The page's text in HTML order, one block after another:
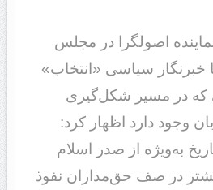
اصولگرا در مجلس
خبرنگار سیاسی «انتخاب»
که در مسیر شکل‌گیری
وجود دارد اظهار کرد:
به‌ویژه از صدر اسلام
در صف حق‌مداران نفوذ